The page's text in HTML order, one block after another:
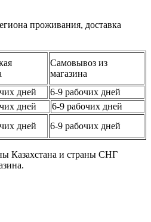
проживания, доставка
Самовывоз из
магазина
дней
6-9 рабочих дней
дней
6-9 рабочих дней
дней 6-9 рабочих дней
Казахстана и страны СНГ